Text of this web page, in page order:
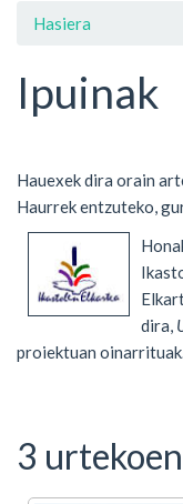
Hasiera
Ipuinak
Hauexek dira orain
Haurrek entzuteko,
dira,
proiektuan oinarrituak.
3